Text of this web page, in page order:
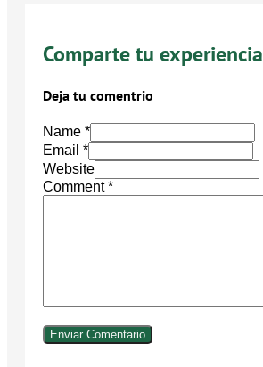
Comparte tu experiencia
Deja tu comentrio
Name *
Email *
Website
Comment*